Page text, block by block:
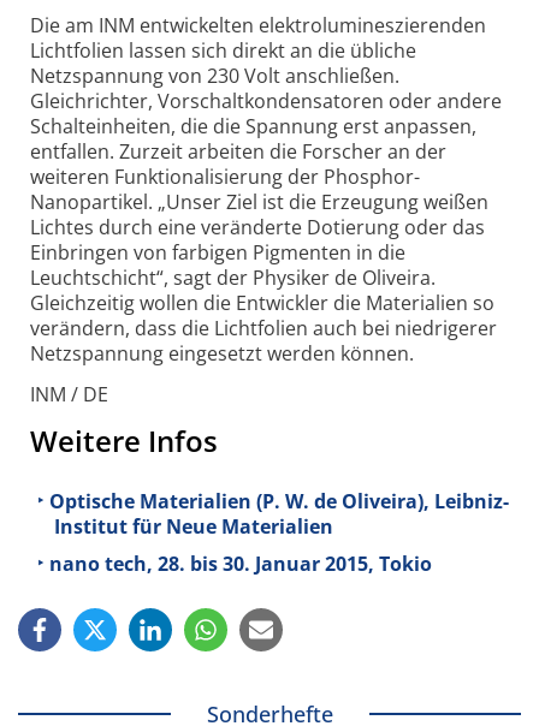
Die am INM entwickelten elektro­lumineszierenden
Licht­folien lassen sich direkt an die übliche
Netzspannung von 230 Volt anschließen.
Gleichrichter, Vorschaltkondensatoren oder andere
Schalteinheiten, die die Spannung erst anpassen,
entfallen. Zurzeit arbeiten die Forscher an der
weiteren Funktionalisierung der Phosphor-
Nanopartikel. „Unser Ziel ist die Erzeugung weißen
Lichtes durch eine veränderte Dotierung oder das
Einbringen von farbigen Pigmenten in die
Leuchtschicht“, sagt der Physiker de Oliveira.
Gleichzeitig wollen die Entwickler die Materialien so
verändern, dass die Lichtfolien auch bei niedrigerer
Netz­spannung eingesetzt werden können.
INM / DE
Weitere Infos
Optische Materialien (P. W. de Oliveira), Leibniz-
Institut für Neue Materialien
nano tech, 28. bis 30. Januar 2015, Tokio
Sonderhefte